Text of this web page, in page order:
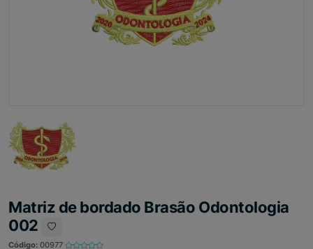
Matriz de bordado Brasão Odontologia
002
Código: 00977